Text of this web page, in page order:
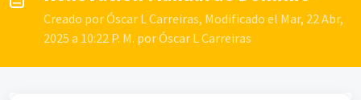
Creado por Óscar L Carreiras, Modificado el Mar, 22 Abr,
2025 a 10:22 P. M. por Óscar L Carreiras